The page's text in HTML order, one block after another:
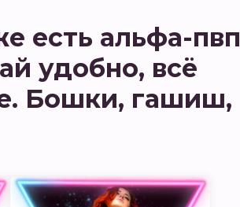
есть альфа-пвп
удобно, всё
Бошки, гашиш,